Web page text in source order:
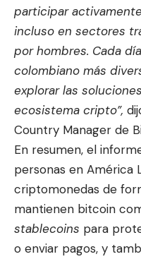
participar
incluso en sectores
por hombres. Cada
colombiano más
explorar las
ecosistema cripto”,
Country Manager de
En resumen, el
personas en América
criptomonedas de
mantienen bitcoin
stablecoins para
o enviar pagos, y